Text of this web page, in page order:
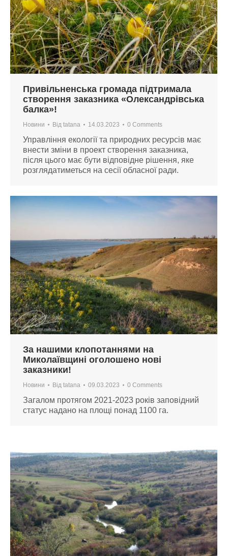
Привільненська громада підтримала
створення заказника «Олександрівська
балка»!
Новини Від tatana 14.03.2023 0 Comments
Управління екології та природних ресурсів має
внести зміни в проект створення заказника,
після цього має бути відповідне рішення, яке
розглядатиметься на сесії обласної ради.
За нашими клопотаннями на
Миколаївщині оголошено нові
заказники!
Новини Від tatana 09.03.2023 0 Comments
Загалом протягом 2021-2023 років заповідний
статус надано на площі понад 1100 га.